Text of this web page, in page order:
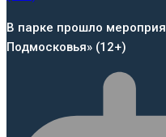
В парке прошло
Подмосковья» (12+)